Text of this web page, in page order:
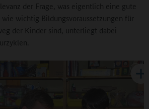
der Frage, was eigentlich eine gute
wichtig Bildungsvoraussetzungen für
der Kinder sind, unterliegt dabei